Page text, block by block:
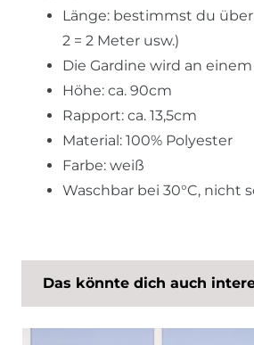
Länge: bestimmst du über
2 = 2 Meter usw.)
Die Gardine wird an
Höhe: ca. 90cm
Rapport: ca. 13,5cm
Material: 100% Polyester
Farbe: weiß
Waschbar bei 30°C, nicht
Das könnte dich auch